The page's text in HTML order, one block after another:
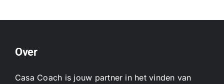
Over
Casa Coach is jouw partner in het vinden van